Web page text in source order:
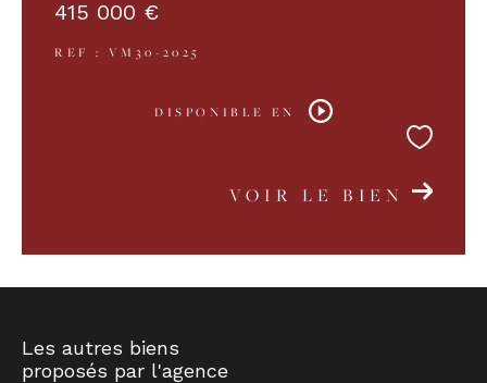
415 000 €
REF : VM30-2025
DISPONIBLE EN
VOIR LE BIEN
Les autres biens
proposés par l'agence